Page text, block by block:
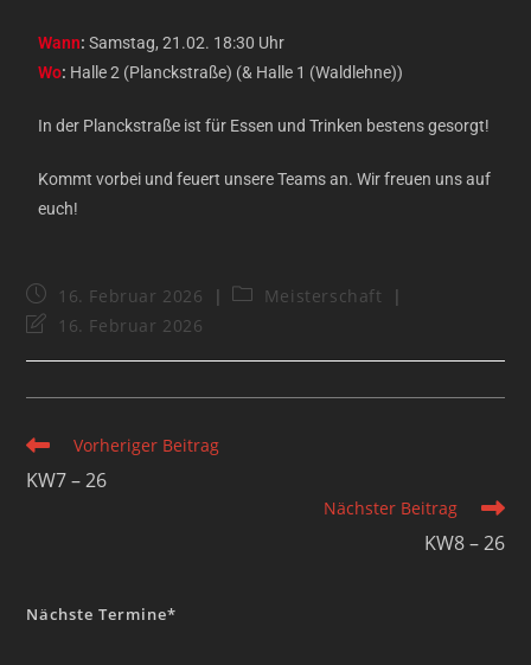
Wann: Samstag, 21.02. 18:30 Uhr
Wo: Halle 2 (Planckstraße) (& Halle 1 (Waldlehne))
In der Planckstraße ist für Essen und Trinken bestens gesorgt!
Kommt vorbei und feuert unsere Teams an. Wir freuen uns auf
euch!
16. Februar 2026
Meisterschaft
16. Februar 2026
Vorheriger Beitrag
KW7 – 26
Nächster Beitrag
KW8 – 26
Nächste Termine*